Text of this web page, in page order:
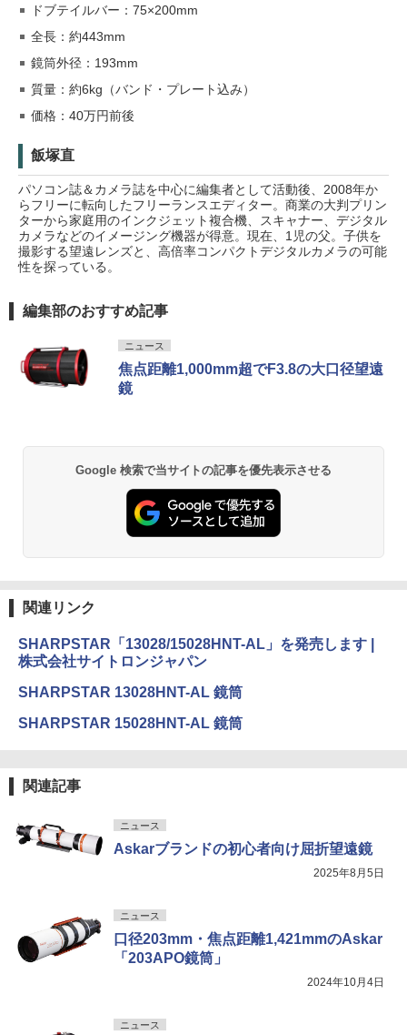
ドブテイルバー：75×200mm
全長：約443mm
鏡筒外径：193mm
質量：約6kg（バンド・プレート込み）
価格：40万円前後
飯塚直
パソコン誌＆カメラ誌を中心に編集者として活動後、2008年か
らフリーに転向したフリーランスエディター。商業の大判プリン
ターから家庭用のインクジェット複合機、スキャナー、デジタル
カメラなどのイメージング機器が得意。現在、1児の父。子供を
撮影する望遠レンズと、高倍率コンパクトデジタルカメラの可能
性を探っている。
編集部のおすすめ記事
ニュース
焦点距離1,000mm超でF3.8の大口径望遠
鏡
Google 検索で当サイトの記事を優先表示させる
関連リンク
SHARPSTAR「13028/15028HNT-AL」を発売します |
株式会社サイトロンジャパン
SHARPSTAR 13028HNT-AL 鏡筒
SHARPSTAR 15028HNT-AL 鏡筒
関連記事
ニュース
Askarブランドの初心者向け屈折望遠鏡
2025年8月5日
ニュース
口径203mm・焦点距離1,421mmのAskar
「203APO鏡筒」
2024年10月4日
ニュース